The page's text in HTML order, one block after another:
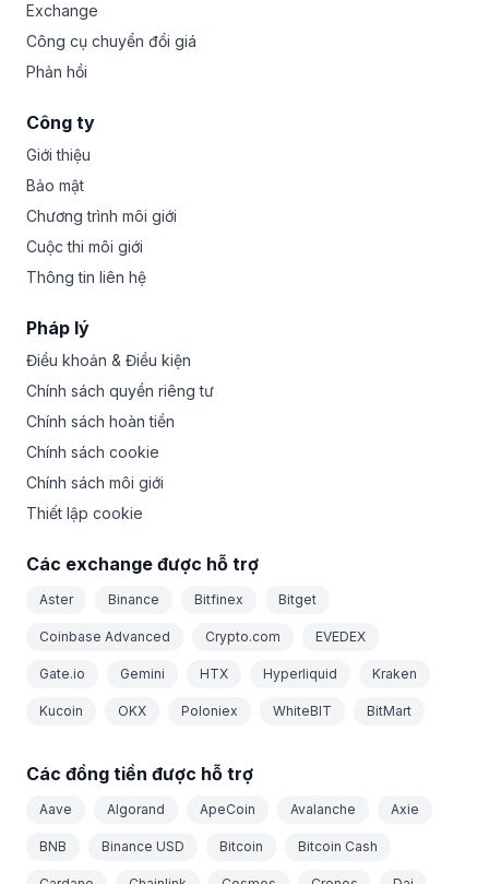
Exchange
Công cụ chuyển đổi giá
Phản hồi
Công ty
Giới thiệu
Bảo mật
Chương trình môi giới
Cuộc thi môi giới
Thông tin liên hệ
Pháp lý
Điều khoản & Điều kiện
Chính sách quyền riêng tư
Chính sách hoàn tiền
Chính sách cookie
Chính sách môi giới
Thiết lập cookie
Các exchange được hỗ trợ
Aster Binance Bitfinex Bitget
Coinbase Advanced Crypto.com EVEDEX
Gate.io Gemini HTX Hyperliquid Kraken
Kucoin OKX Poloniex WhiteBIT BitMart
Các đồng tiền được hỗ trợ
Aave Algorand ApeCoin Avalanche Axie
BNB Binance USD Bitcoin Bitcoin Cash